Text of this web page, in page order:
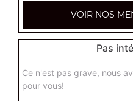
VOIR NOS
Pas
Ce n'est pas grave, nous
pour vous!